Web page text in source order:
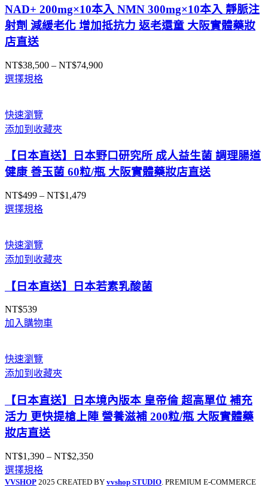
NAD+ 200mg×10本入 NMN 300mg×10本入 靜脈注
射劑 減緩老化 增加抵抗力 返老還童 大阪實體藥妝
店直送
NT$38,500 – NT$74,900價
NT$74,900
選擇規格
快速瀏覽
添加到收藏夾
【日本直送】日本野口研究所 成人益生菌 調理腸道
健康 善玉菌 60粒/瓶 大阪實體藥妝店直送
NT$499 – NT$1,479價
選擇規格
快速瀏覽
添加到收藏夾
【日本直送】日本若素乳酸菌
NT$539
加入購物車
快速瀏覽
添加到收藏夾
【日本直送】日本境內版本 皇帝倫 超高單位 補充
活力 更快提槍上陣 營養滋補 200粒/瓶 大阪實體藥
妝店直送
NT$1,390 – NT$2,350價
選擇規格
VVSHOP 2025 CREATED BY vvshop STUDIO . PREMIUM E-COMMERCE